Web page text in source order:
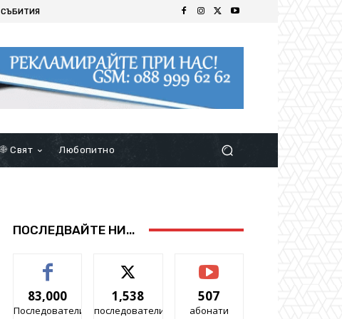
СЪБИТИЯ
Свят Любопитно
ПОСЛЕДВАЙТЕ НИ...
83,000
Последователи
1,538
последователи
507
абонати